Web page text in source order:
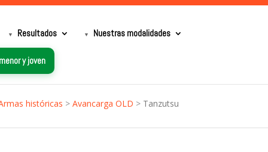
Resultados Nuestras modalidades
y joven
históricas > Avancarga OLD > Tanzutsu